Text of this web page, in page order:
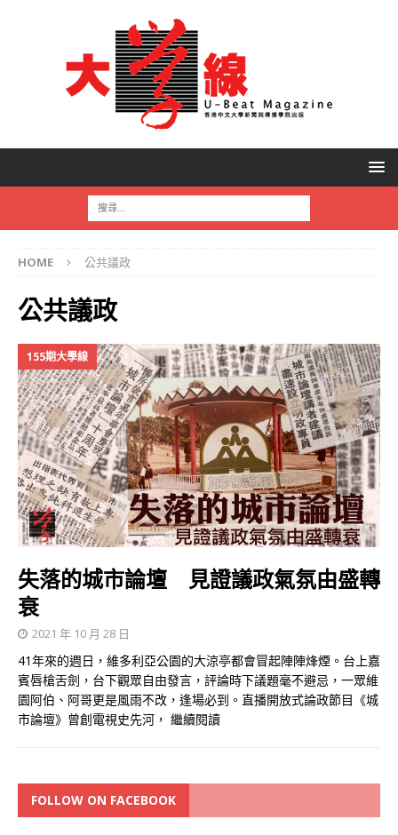
HOME 公共議政
公共議政
155期大學線
失落的城市論壇 見證議政氣氛由盛轉
衰
2021 年 10 月 28 日
41年來的週日，維多利亞公園的大涼亭都會冒起陣陣烽煙。台上嘉
賓唇槍舌劍，台下觀眾自由發言，評論時下議題毫不避忌，一眾維
園阿伯、阿哥更是風雨不改，逢場必到。直播開放式論政節目《城
市論壇》曾創電視史先河， 繼續閱讀
FOLLOW ON FACEBOOK